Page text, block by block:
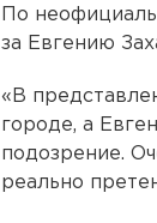
По
за Евгению
«В
городе, а
подозрение.
реально